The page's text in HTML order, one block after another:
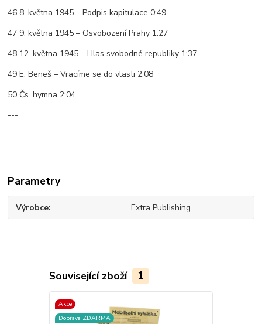
46 8. května 1945 – Podpis kapitulace 0:49
47 9. května 1945 – Osvobození Prahy 1:27
48 12. května 1945 – Hlas svobodné republiky 1:37
49 E. Beneš – Vracíme se do vlasti 2:08
50 Čs. hymna 2:04
---
Parametry
Výrobce Extra Publishing
Související zboží 1
Akce
Doprava ZDARMA